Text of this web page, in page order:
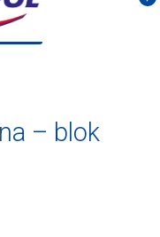
– blok